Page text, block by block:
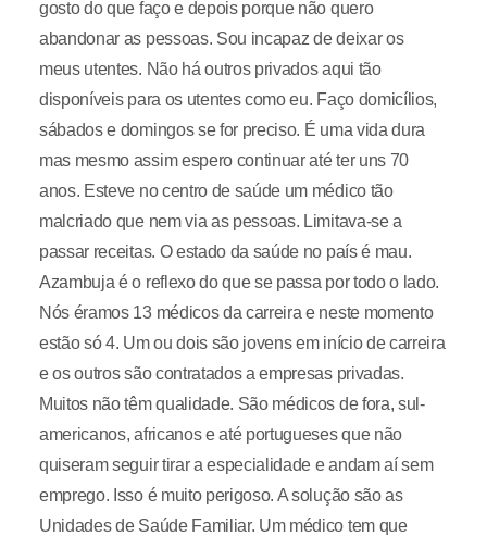
gosto do que faço e depois porque não quero
abandonar as pessoas. Sou incapaz de deixar os
meus utentes. Não há outros privados aqui tão
disponíveis para os utentes como eu. Faço domicílios,
sábados e domingos se for preciso. É uma vida dura
mas mesmo assim espero continuar até ter uns 70
anos. Esteve no centro de saúde um médico tão
malcriado que nem via as pessoas. Limitava-se a
passar receitas. O estado da saúde no país é mau.
Azambuja é o reflexo do que se passa por todo o lado.
Nós éramos 13 médicos da carreira e neste momento
estão só 4. Um ou dois são jovens em início de carreira
e os outros são contratados a empresas privadas.
Muitos não têm qualidade. São médicos de fora, sul-
americanos, africanos e até portugueses que não
quiseram seguir tirar a especialidade e andam aí sem
emprego. Isso é muito perigoso. A solução são as
Unidades de Saúde Familiar. Um médico tem que